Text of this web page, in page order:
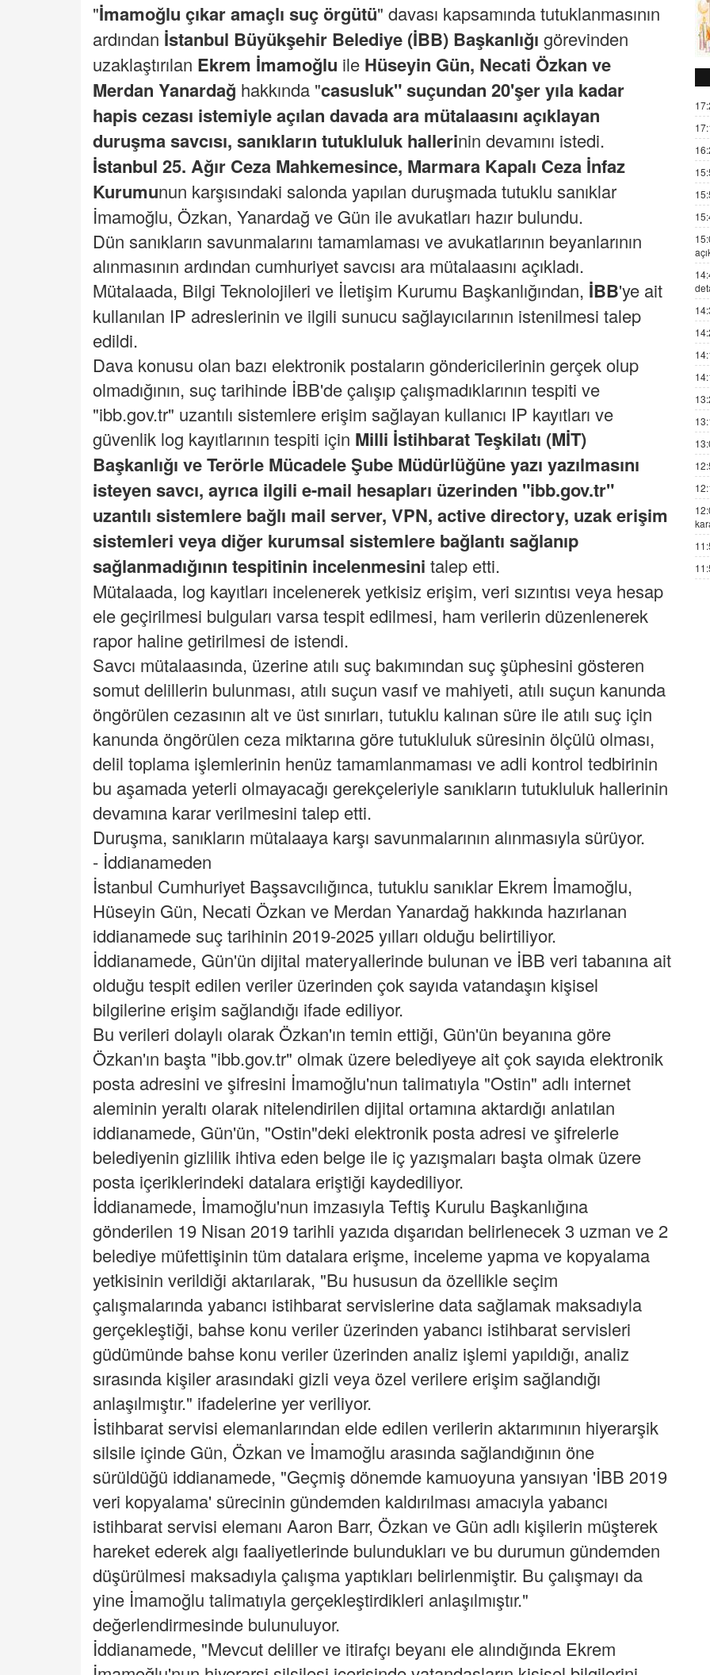
"İmamoğlu çıkar amaçlı suç örgütü" davası kapsamında tutuklanmasının
ardından İstanbul Büyükşehir Belediye (İBB) Başkanlığı görevinden
uzaklaştırılan Ekrem İmamoğlu ile Hüseyin Gün, Necati Özkan ve
Merdan Yanardağ hakkında "casusluk" suçundan 20'şer yıla kadar
hapis cezası istemiyle açılan davada ara mütalaasını açıklayan
duruşma savcısı, sanıkların tutukluluk hallerinin devamını istedi.
İstanbul 25. Ağır Ceza Mahkemesince, Marmara Kapalı Ceza İnfaz
Kurumunun karşısındaki salonda yapılan duruşmada tutuklu sanıklar
İmamoğlu, Özkan, Yanardağ ve Gün ile avukatları hazır bulundu.
Dün sanıkların savunmalarını tamamlaması ve avukatlarının beyanlarının
alınmasının ardından cumhuriyet savcısı ara mütalaasını açıkladı.
Mütalaada, Bilgi Teknolojileri ve İletişim Kurumu Başkanlığından, İBB'ye ait
kullanılan IP adreslerinin ve ilgili sunucu sağlayıcılarının istenilmesi talep
edildi.
Dava konusu olan bazı elektronik postaların göndericilerinin gerçek olup
olmadığının, suç tarihinde İBB'de çalışıp çalışmadıklarının tespiti ve
"ibb.gov.tr" uzantılı sistemlere erişim sağlayan kullanıcı IP kayıtları ve
güvenlik log kayıtlarının tespiti için Milli İstihbarat Teşkilatı (MİT)
Başkanlığı ve Terörle Mücadele Şube Müdürlüğüne yazı yazılmasını
isteyen savcı, ayrıca ilgili e-mail hesapları üzerinden "ibb.gov.tr"
uzantılı sistemlere bağlı mail server, VPN, active directory, uzak erişim
sistemleri veya diğer kurumsal sistemlere bağlantı sağlanıp
sağlanmadığının tespitinin incelenmesini talep etti.
Mütalaada, log kayıtları incelenerek yetkisiz erişim, veri sızıntısı veya hesap
ele geçirilmesi bulguları varsa tespit edilmesi, ham verilerin düzenlenerek
rapor haline getirilmesi de istendi.
Savcı mütalaasında, üzerine atılı suç bakımından suç şüphesini gösteren
somut delillerin bulunması, atılı suçun vasıf ve mahiyeti, atılı suçun kanunda
öngörülen cezasının alt ve üst sınırları, tutuklu kalınan süre ile atılı suç için
kanunda öngörülen ceza miktarına göre tutukluluk süresinin ölçülü olması,
delil toplama işlemlerinin henüz tamamlanmaması ve adli kontrol tedbirinin
bu aşamada yeterli olmayacağı gerekçeleriyle sanıkların tutukluluk hallerinin
devamına karar verilmesini talep etti.
Duruşma, sanıkların mütalaaya karşı savunmalarının alınmasıyla sürüyor.
- İddianameden
İstanbul Cumhuriyet Başsavcılığınca, tutuklu sanıklar Ekrem İmamoğlu,
Hüseyin Gün, Necati Özkan ve Merdan Yanardağ hakkında hazırlanan
iddianamede suç tarihinin 2019-2025 yılları olduğu belirtiliyor.
İddianamede, Gün'ün dijital materyallerinde bulunan ve İBB veri tabanına ait
olduğu tespit edilen veriler üzerinden çok sayıda vatandaşın kişisel
bilgilerine erişim sağlandığı ifade ediliyor.
Bu verileri dolaylı olarak Özkan'ın temin ettiği, Gün'ün beyanına göre
Özkan'ın başta "ibb.gov.tr" olmak üzere belediyeye ait çok sayıda elektronik
posta adresini ve şifresini İmamoğlu'nun talimatıyla "Ostin" adlı internet
aleminin yeraltı olarak nitelendirilen dijital ortamına aktardığı anlatılan
iddianamede, Gün'ün, "Ostin"deki elektronik posta adresi ve şifrelerle
belediyenin gizlilik ihtiva eden belge ile iç yazışmaları başta olmak üzere
posta içeriklerindeki datalara eriştiği kaydediliyor.
İddianamede, İmamoğlu'nun imzasıyla Teftiş Kurulu Başkanlığına
gönderilen 19 Nisan 2019 tarihli yazıda dışarıdan belirlenecek 3 uzman ve 2
belediye müfettişinin tüm datalara erişme, inceleme yapma ve kopyalama
yetkisinin verildiği aktarılarak, "Bu hususun da özellikle seçim
çalışmalarında yabancı istihbarat servislerine data sağlamak maksadıyla
gerçekleştiği, bahse konu veriler üzerinden yabancı istihbarat servisleri
güdümünde bahse konu veriler üzerinden analiz işlemi yapıldığı, analiz
sırasında kişiler arasındaki gizli veya özel verilere erişim sağlandığı
anlaşılmıştır." ifadelerine yer veriliyor.
İstihbarat servisi elemanlarından elde edilen verilerin aktarımının hiyerarşik
silsile içinde Gün, Özkan ve İmamoğlu arasında sağlandığının öne
sürüldüğü iddianamede, "Geçmiş dönemde kamuoyuna yansıyan 'İBB 2019
veri kopyalama' sürecinin gündemden kaldırılması amacıyla yabancı
istihbarat servisi elemanı Aaron Barr, Özkan ve Gün adlı kişilerin müşterek
hareket ederek algı faaliyetlerinde bulundukları ve bu durumun gündemden
düşürülmesi maksadıyla çalışma yaptıkları belirlenmiştir. Bu çalışmayı da
yine İmamoğlu talimatıyla gerçekleştirdikleri anlaşılmıştır."
değerlendirmesinde bulunuluyor.
İddianamede, "Mevcut deliller ve itirafçı beyanı ele alındığında Ekrem